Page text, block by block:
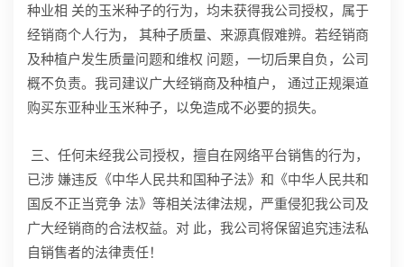
种业相 关的玉米种子的行为，均未获得我公司授权，属于
经销商个人行为， 其种子质量、来源真假难辨。若经销商
及种植户发生质量问题和维权 问题，一切后果自负，公司
概不负责。我司建议广大经销商及种植户， 通过正规渠道
购买东亚种业玉米种子，以免造成不必要的损失。
三、任何未经我公司授权，擅自在网络平台销售的行为，
已涉 嫌违反《中华人民共和国种子法》和《中华人民共和
国反不正当竞争 法》等相关法律法规，严重侵犯我公司及
广大经销商的合法权益。对 此，我公司将保留追究违法私
自销售者的法律责任！